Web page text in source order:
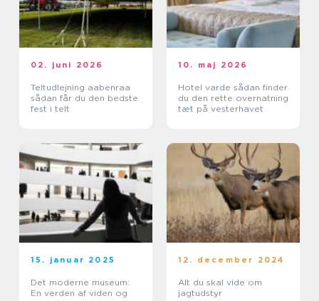
02. juni 2026
Teltudlejning aabenraa
sådan får du den bedste
fest i telt
10. maj 2026
Hotel varde sådan finder
du den rette overnatning
tæt på vesterhavet
15. januar 2025
Det moderne museum:
En verden af viden og
12. december 2024
Alt du skal vide om
jagtudstyr